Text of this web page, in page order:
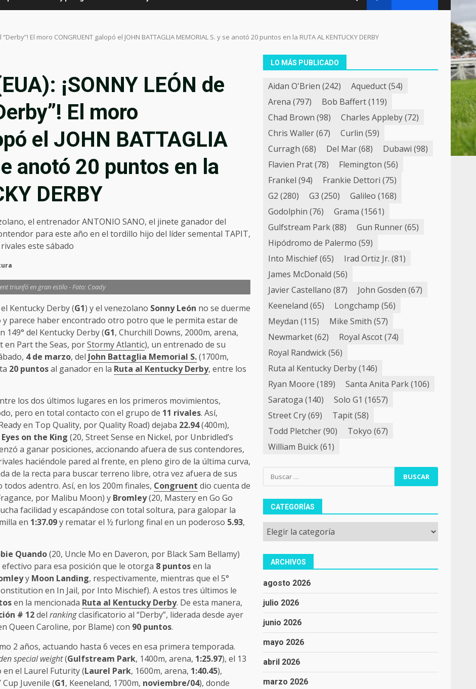
El moro CONGRUENT galopó el JOHN BATTAGLIA MEMORIAL S. y se anotó 20 puntos en la RUTA AL KENTUCKY DERBY
¡SONNY LEÓN de
El moro
el JOHN BATTAGLIA
anotó 20 puntos en la
DERBY
el entrenador ANTONIO SANO, el jinete ganador del
para este año en el tordillo hijo del líder semental TAPIT,
este sábado
triunfó en gran estilo - Foto: Coady
Kentucky Derby (G1) y el venezolano Sonny León no se duerme
parece haber encontrado otro potro que le permita estar de
149° del Kentucky Derby (G1, Churchill Downs, 2000m, arena,
en Part the Seas, porStormy Atlantic), un entrenado de su
4 de marzo, del John Battaglia Memorial S.(1700m,
20 puntosal ganador en la Ruta al Kentucky Derby, entre los
los dos últimos lugares en los primeros movimientos,
pero en total contacto con el grupo de 11 rivales. Así,
en Top Quality, por Quality Road) dejaba 22.94(400m),
Eyes on the King (20, Street Sense en Nickel, por Unbridled’s
a ganar posiciones, accionando afuera de sus contendores,
haciéndole pared al frente, en pleno giro de la última curva,
de la recta para buscar terreno libre, otra vez afuera de sus
adentro. Así, en los 200m finales, Congruent dio cuenta de
por Malibu Moon) y Bromley(20, Mastery en Go Go
facilidad y escapándose con total soltura, para galopar la
en 1:37.09y rematar el ½ furlong final en un poderoso 5.93,
Quando(20, Uncle Mo en Daveron, por Black Sam Bellamy)
para esa posición que le otorga 8 puntosen la
y Moon Landing, respectivamente, mientras que el 5°
en In Jail, por Into Mischief). A estos tres últimos le
en la mencionada Ruta al Kentucky Derby. De esta manera,
# 12del rankingclasificatorio al “Derby”, liderada desde ayer
Queen Caroline, por Blame) con 90 puntos.
2 años, actuando hasta 6 veces en esa primera temporada.
special weight(Gulfstream Park, 1400m, arena, 1:25.97), el 13
en el Laurel Futurity (Laurel Park, 1600m, arena, 1:40.45),
Juvenile (G1, Keeneland, 1700m, noviembre/04), donde
LO MÁS PUBLICADO
Aidan O'Brien (242) Aqueduct(54)
Arena (797) Bob Baffert(119)
Chad Brown (98) Charles Appleby(72)
Chris Waller(67) Curlin (59)
Curragh (68) Del Mar(68) Dubawi (98)
Flavien Prat(78) Flemington (56)
Frankel (94) Frankie Dettori (75)
G2 (280) G3 (250) Galileo (168)
Godolphin (76) Grama (1561)
Gulfstream Park(88) Gun Runner(65)
Hipódromo de Palermo (59)
Into Mischief(65) Irad Ortiz Jr. (81)
James McDonald (56)
Javier Castellano (87) John Gosden (67)
Keeneland (65) Longchamp (56)
Meydan (115) Mike Smith (57)
Newmarket(62) Royal Ascot(74)
Royal Randwick(56)
Ruta al Kentucky Derby(146)
Ryan Moore (189) Santa Anita Park(106)
Saratoga (140) Solo G1 (1657)
Street Cry(69) Tapit(58)
Todd Pletcher(90) Tokyo (67)
William Buick(61)
Buscar:
CATEGORÍAS
Categorías
ARCHIVOS
agosto 2026
julio 2026
junio 2026
mayo 2026
abril 2026
marzo 2026